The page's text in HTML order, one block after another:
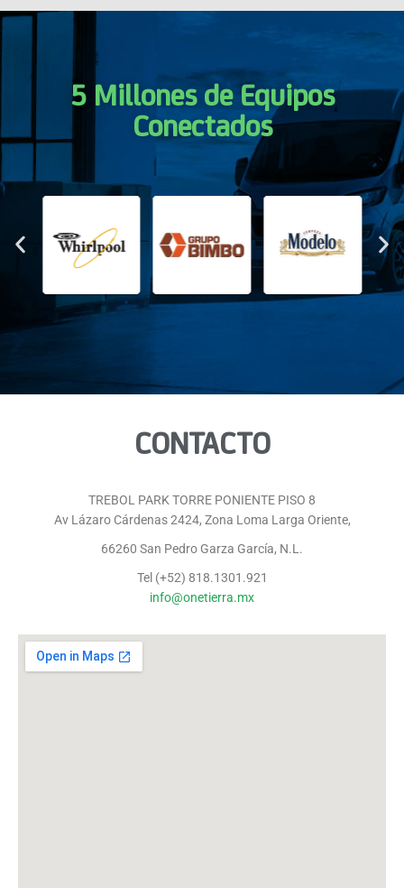
5 Millones de Equipos
Conectados
CONTACTO
TREBOL PARK TORRE PONIENTE PISO 8
Av Lázaro Cárdenas 2424, Zona Loma Larga Oriente,
66260 San Pedro Garza García, N.L.
Tel (+52) 818.1301.921
info@onetierra.mx